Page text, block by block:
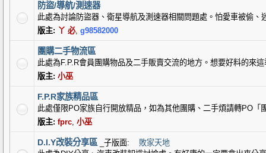
防盜/導航/測速器
此處為討論防盜器、衛星導航及測速器相關問題處。怕愛車被偷、
版主: 丫 必, g98582000
團購二手物流區
此處為F.P.R會員團購物品及二手販賣交流的地方。想要好料的來
版主: 小巫
F.P.R家族精品區
此處僅限PO家族自行開放精品，如為其他團購、二手煩請轉PO「
版主: fprc, 小巫
D.I.Y改裝分享區 _子版面:
敗家天地